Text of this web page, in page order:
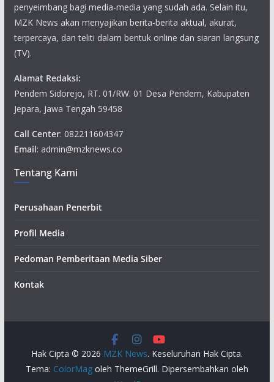
penyeimbang bagi media-media yang sudah ada. Selain itu,
MZK News akan menyajikan berita-berita aktual, akurat,
terpercaya, dan teliti dalam bentuk online dan siaran langsung
(TV).
Alamat Redaksi:
Pendem Sidorejo, RT. 01/RW. 01 Desa Pendem, Kabupaten
Jepara, Jawa Tengah 59458
Call Center: 082211604347
Email: admin@mzknews.co
Tentang Kami
Perusahaan Penerbit
Profil Media
Pedoman Pemberitaan Media Siber
Kontak
Hak Cipta © 2026 MZK News. Keseluruhan Hak Cipta.
Tema: ColorMagoleh ThemeGrill. Dipersembahkan oleh